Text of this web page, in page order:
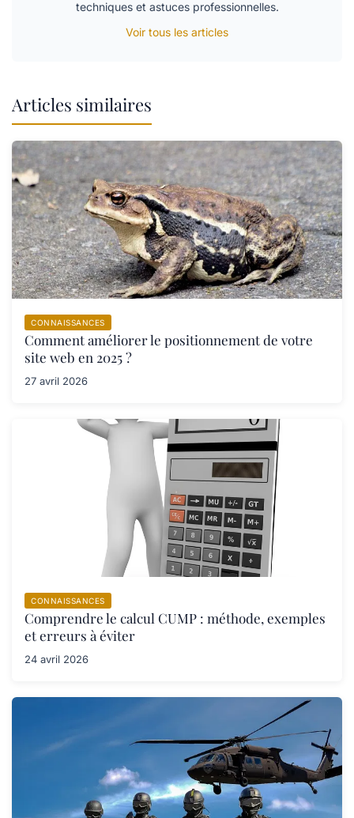
techniques et astuces professionnelles.
Voir tous les articles
Articles similaires
CONNAISSANCES
Comment améliorer le positionnement de votre
site web en 2025 ?
27 avril 2026
CONNAISSANCES
Comprendre le calcul CUMP : méthode, exemples
et erreurs à éviter
24 avril 2026